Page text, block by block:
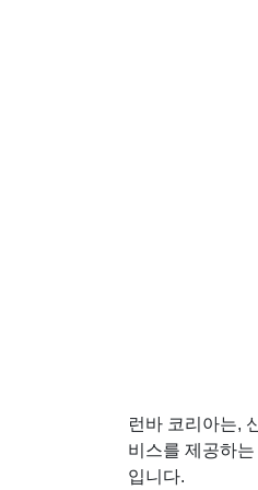
런바 코리아는,
비스를 제공하
입니다.